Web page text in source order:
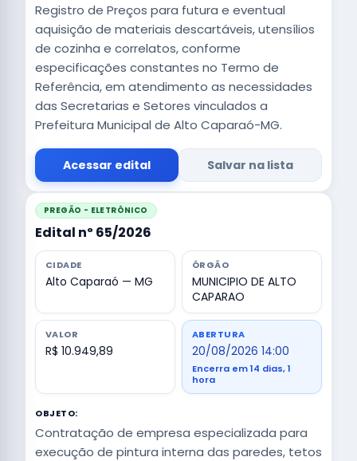
Registro de Preços para futura e eventual
aquisição de materiais descartáveis, utensílios
de cozinha e correlatos, conforme
especificações constantes no Termo de
Referência, em atendimento as necessidades
das Secretarias e Setores vinculados a
Prefeitura Municipal de Alto Caparaó-MG.
Acessar edital Salvar na lista
PREGÃO - ELETRÔNICO
Edital nº 65/2026
CIDADE
Alto Caparaó — MG
ÓRGÃO
MUNICIPIO DE ALTO
CAPARAO
VALOR
R$ 10.949,89
ABERTURA
20/08/2026 14:00
Encerra em 14 dias, 1
hora
OBJETO:
Contratação de empresa especializada para
execução de pintura interna das paredes, tetos